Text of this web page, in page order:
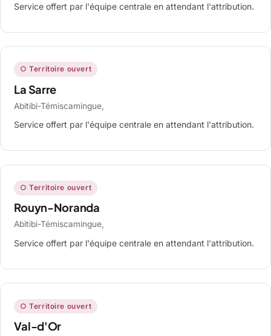
Service offert par l'équipe centrale en attendant l'attribution.
○ Territoire ouvert
La Sarre
Abitibi-Témiscamingue,
Service offert par l'équipe centrale en attendant l'attribution.
○ Territoire ouvert
Rouyn-Noranda
Abitibi-Témiscamingue,
Service offert par l'équipe centrale en attendant l'attribution.
○ Territoire ouvert
Val-d'Or